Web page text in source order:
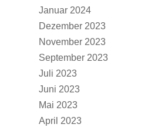
Januar 2024
Dezember 2023
November 2023
September 2023
Juli 2023
Juni 2023
Mai 2023
April 2023